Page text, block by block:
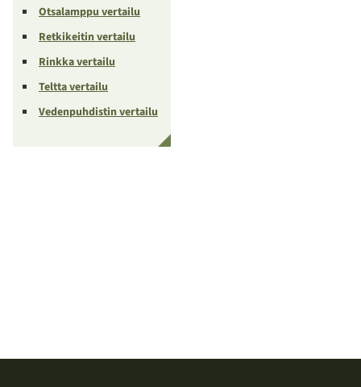
Otsalamppu vertailu
Retkikeitin vertailu
Rinkka vertailu
Teltta vertailu
Vedenpuhdistin vertailu